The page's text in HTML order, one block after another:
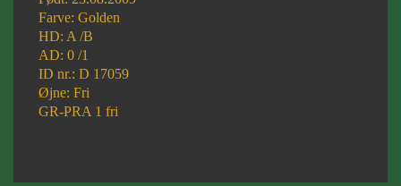
Farve: Golden
HD: A /B
AD: 0 /1
ID nr.: D 17059
Øjne: Fri
GR-PRA 1 fri